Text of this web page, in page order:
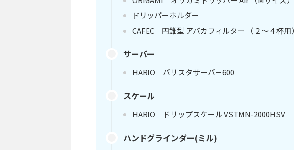
ドリッパーホルダー
CAFEC 円錐型 アバカフィルター （２～４杯用）
サーバー
HARIO バリスタサーバー600
スケール
HARIO ドリップスケール VSTMN-2000HSV
ハンドグラインダー(ミル)